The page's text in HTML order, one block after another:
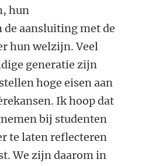
hun
aansluiting met de
hun welzijn. Veel
generatie zijn
hoge eisen aan
Ik hoop dat
bij studenten
te laten reflecteren
We zijn daaromin